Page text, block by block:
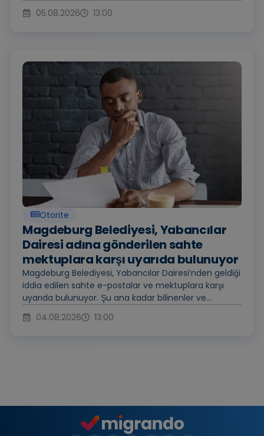
05.08.2026
13:00
Otorite
Magdeburg Belediyesi, Yabancılar
Dairesi adına gönderilen sahte
mektuplara karşı uyarıda bulunuyor
Magdeburg Belediyesi, Yabancılar Dairesi’nden geldiği
iddia edilen sahte e-postalar ve mektuplara karşı
uyarıda bulunuyor. Şu ana kadar bilinenler ve...
04.08.2026
13:00